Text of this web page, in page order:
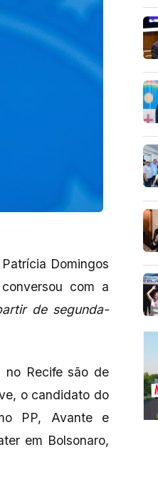
Domingos
com a
de segunda-
no Recife são de
o candidato do
PP, Avante e
em Bolsonaro,